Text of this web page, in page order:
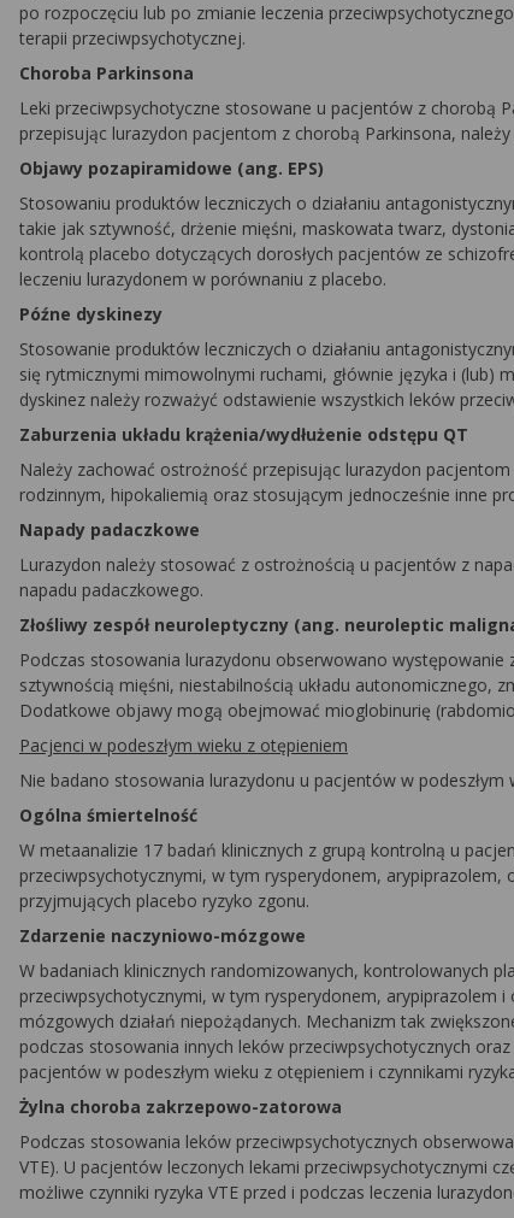
po rozpoczęciu lub po zmianie leczenia
terapii przeciwpsychotycznej.
Choroba Parkinsona
Leki przeciwpsychotyczne stosowane u pacjentów z chorobą
przepisując lurazydon pacjentom z chorobą Parkinsona,
Objawy pozapiramidowe (ang. EPS)
Stosowaniu produktów leczniczych o działaniu
takie jak sztywność, drżenie mięśni, maskowata twarz,
kontrolą placebo dotyczących dorosłych pacjentów ze
leczeniu lurazydonem w porównaniu z placebo.
Późne dyskinezy
Stosowanie produktów leczniczych o działaniu
się rytmicznymi mimowolnymi ruchami, głównie języka i
dyskinez należy rozważyć odstawienie wszystkich leków
Zaburzenia układu krążenia/wydłużenie odstępu QT
Należy zachować ostrożność przepisując lurazydon
rodzinnym, hipokaliemią oraz stosującym jednocześnie inne
Napady padaczkowe
Lurazydon należy stosować z ostrożnością u pacjentów z
napadu padaczkowego.
Złośliwy zespół neuroleptyczny (ang. neuroleptic
Podczas stosowania lurazydonu obserwowano występowanie
sztywnością mięśni, niestabilnością układu autonomicznego,
Dodatkowe objawy mogą obejmować mioglobinurię
Pacjenci w podeszłym wieku z otępieniem
Nie badano stosowania lurazydonu u pacjentów w podeszłym
Ogólna śmiertelność
W metaanalizie 17 badań klinicznych z grupą kontrolną u
przeciwpsychotycznymi, w tym rysperydonem,
przyjmujących placebo ryzyko zgonu.
Zdarzenie naczyniowo-mózgowe
W badaniach klinicznych randomizowanych, kontrolowanych
przeciwpsychotycznymi, w tym rysperydonem, arypiprazolem
mózgowych działań niepożądanych. Mechanizm tak
podczas stosowania innych leków przeciwpsychotycznych
pacjentów w podeszłym wieku z otępieniem i czynnikami
Żylna choroba zakrzepowo-zatorowa
Podczas stosowania leków przeciwpsychotycznych
VTE). U pacjentów leczonych lekami przeciwpsychotycznymi
możliwe czynniki ryzyka VTE przed i podczas leczenia